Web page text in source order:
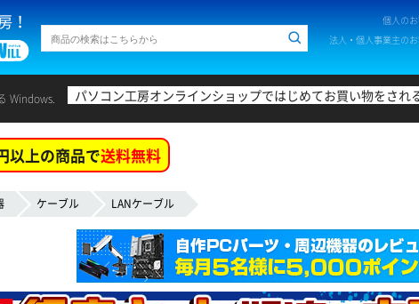
！ 個人の
法人・個人事業主の
Windows. パソコン工房オンラインショップではじめてお買い物をされ
以上の商品で送料無料
ケーブル LANケーブル